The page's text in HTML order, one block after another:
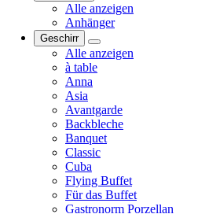
Alle anzeigen
Anhänger
Geschirr
Alle anzeigen
à table
Anna
Asia
Avantgarde
Backbleche
Banquet
Classic
Cuba
Flying Buffet
Für das Buffet
Gastronorm Porzellan